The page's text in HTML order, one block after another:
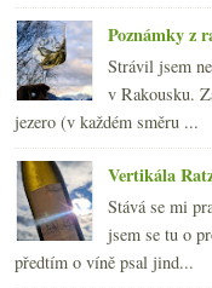
Poznámky z
Strávil jsem
v Rakousku.
jezero (v každém směru ...
Vertikála
Stává se mi
jsem se tu o
předtím o víně psal jind...